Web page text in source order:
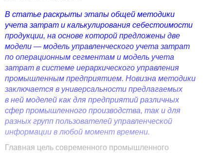
В статье раскрыты этапы общей методики
учета затрат и калькулирования себестоимости
продукции, на основе которой предложены две
модели — модель управленческого учета затрат
по операционным сегментам и модель учета
затрат в системе иерархического управления
промышленным предприятием. Новизна методики
заключается в универсальности предлагаемых
в ней моделей как для предприятий различных
сфер промышленного производства, так и для
разных групп пользователей управленческой
информации в любой момент времени.
Главная цель современного промышленного